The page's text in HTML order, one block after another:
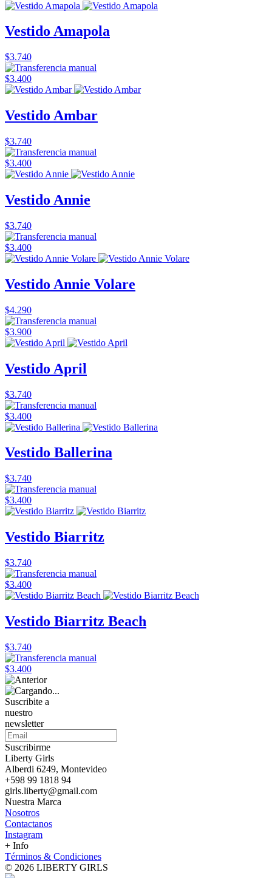
Vestido Amapola
$3.740
$3.400
Vestido Ambar
$3.740
$3.400
Vestido Annie
$3.740
$3.400
Vestido Annie Volare
$4.290
$3.900
Vestido April
$3.740
$3.400
Vestido Ballerina
$3.740
$3.400
Vestido Biarritz
$3.740
$3.400
Vestido Biarritz Beach
$3.740
$3.400
Suscribite a
nuestro
newsletter
Suscribirme
Liberty Girls
Alberdi 6249, Montevideo
+598 99 1818 94
girls.liberty@gmail.com
Nuestra Marca
Nosotros
Contactanos
Instagram
+ Info
Términos & Condiciones
© 2026 LIBERTY GIRLS